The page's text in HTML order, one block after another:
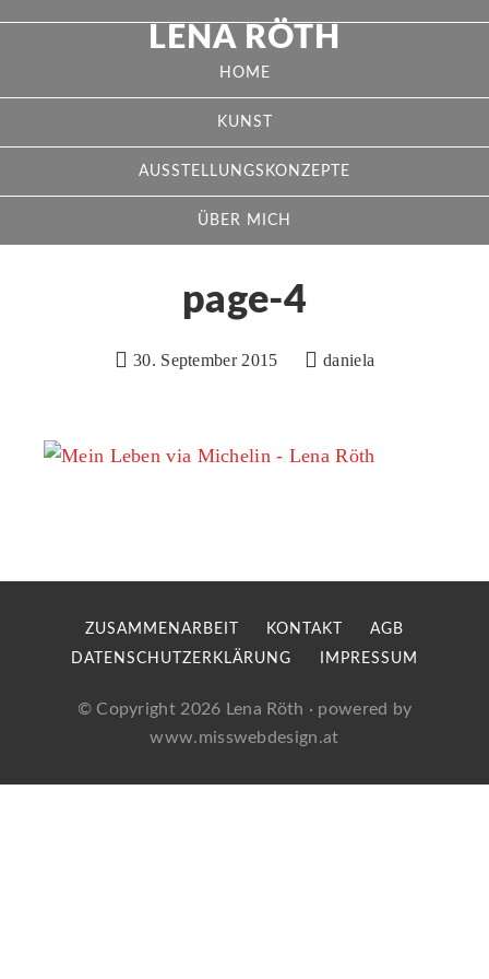
LENA RÖTH
HOME
KUNST
AUSSTELLUNGSKONZEPTE
ÜBER MICH
page-4
30. September 2015 daniela
ZUSAMMENARBEIT KONTAKT
AGB
DATENSCHUTZERKLÄRUNG
IMPRESSUM
© Copyright 2026 Lena Röth · powered by
www.misswebdesign.at